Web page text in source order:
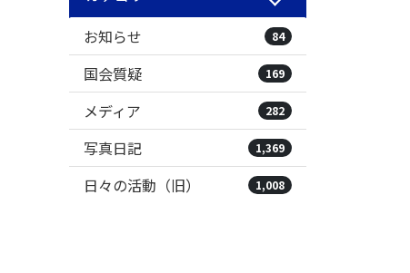
お知らせ
84
国会質疑 169
メディア 282
写真日記 1,369
日々の活動（旧） 1,008